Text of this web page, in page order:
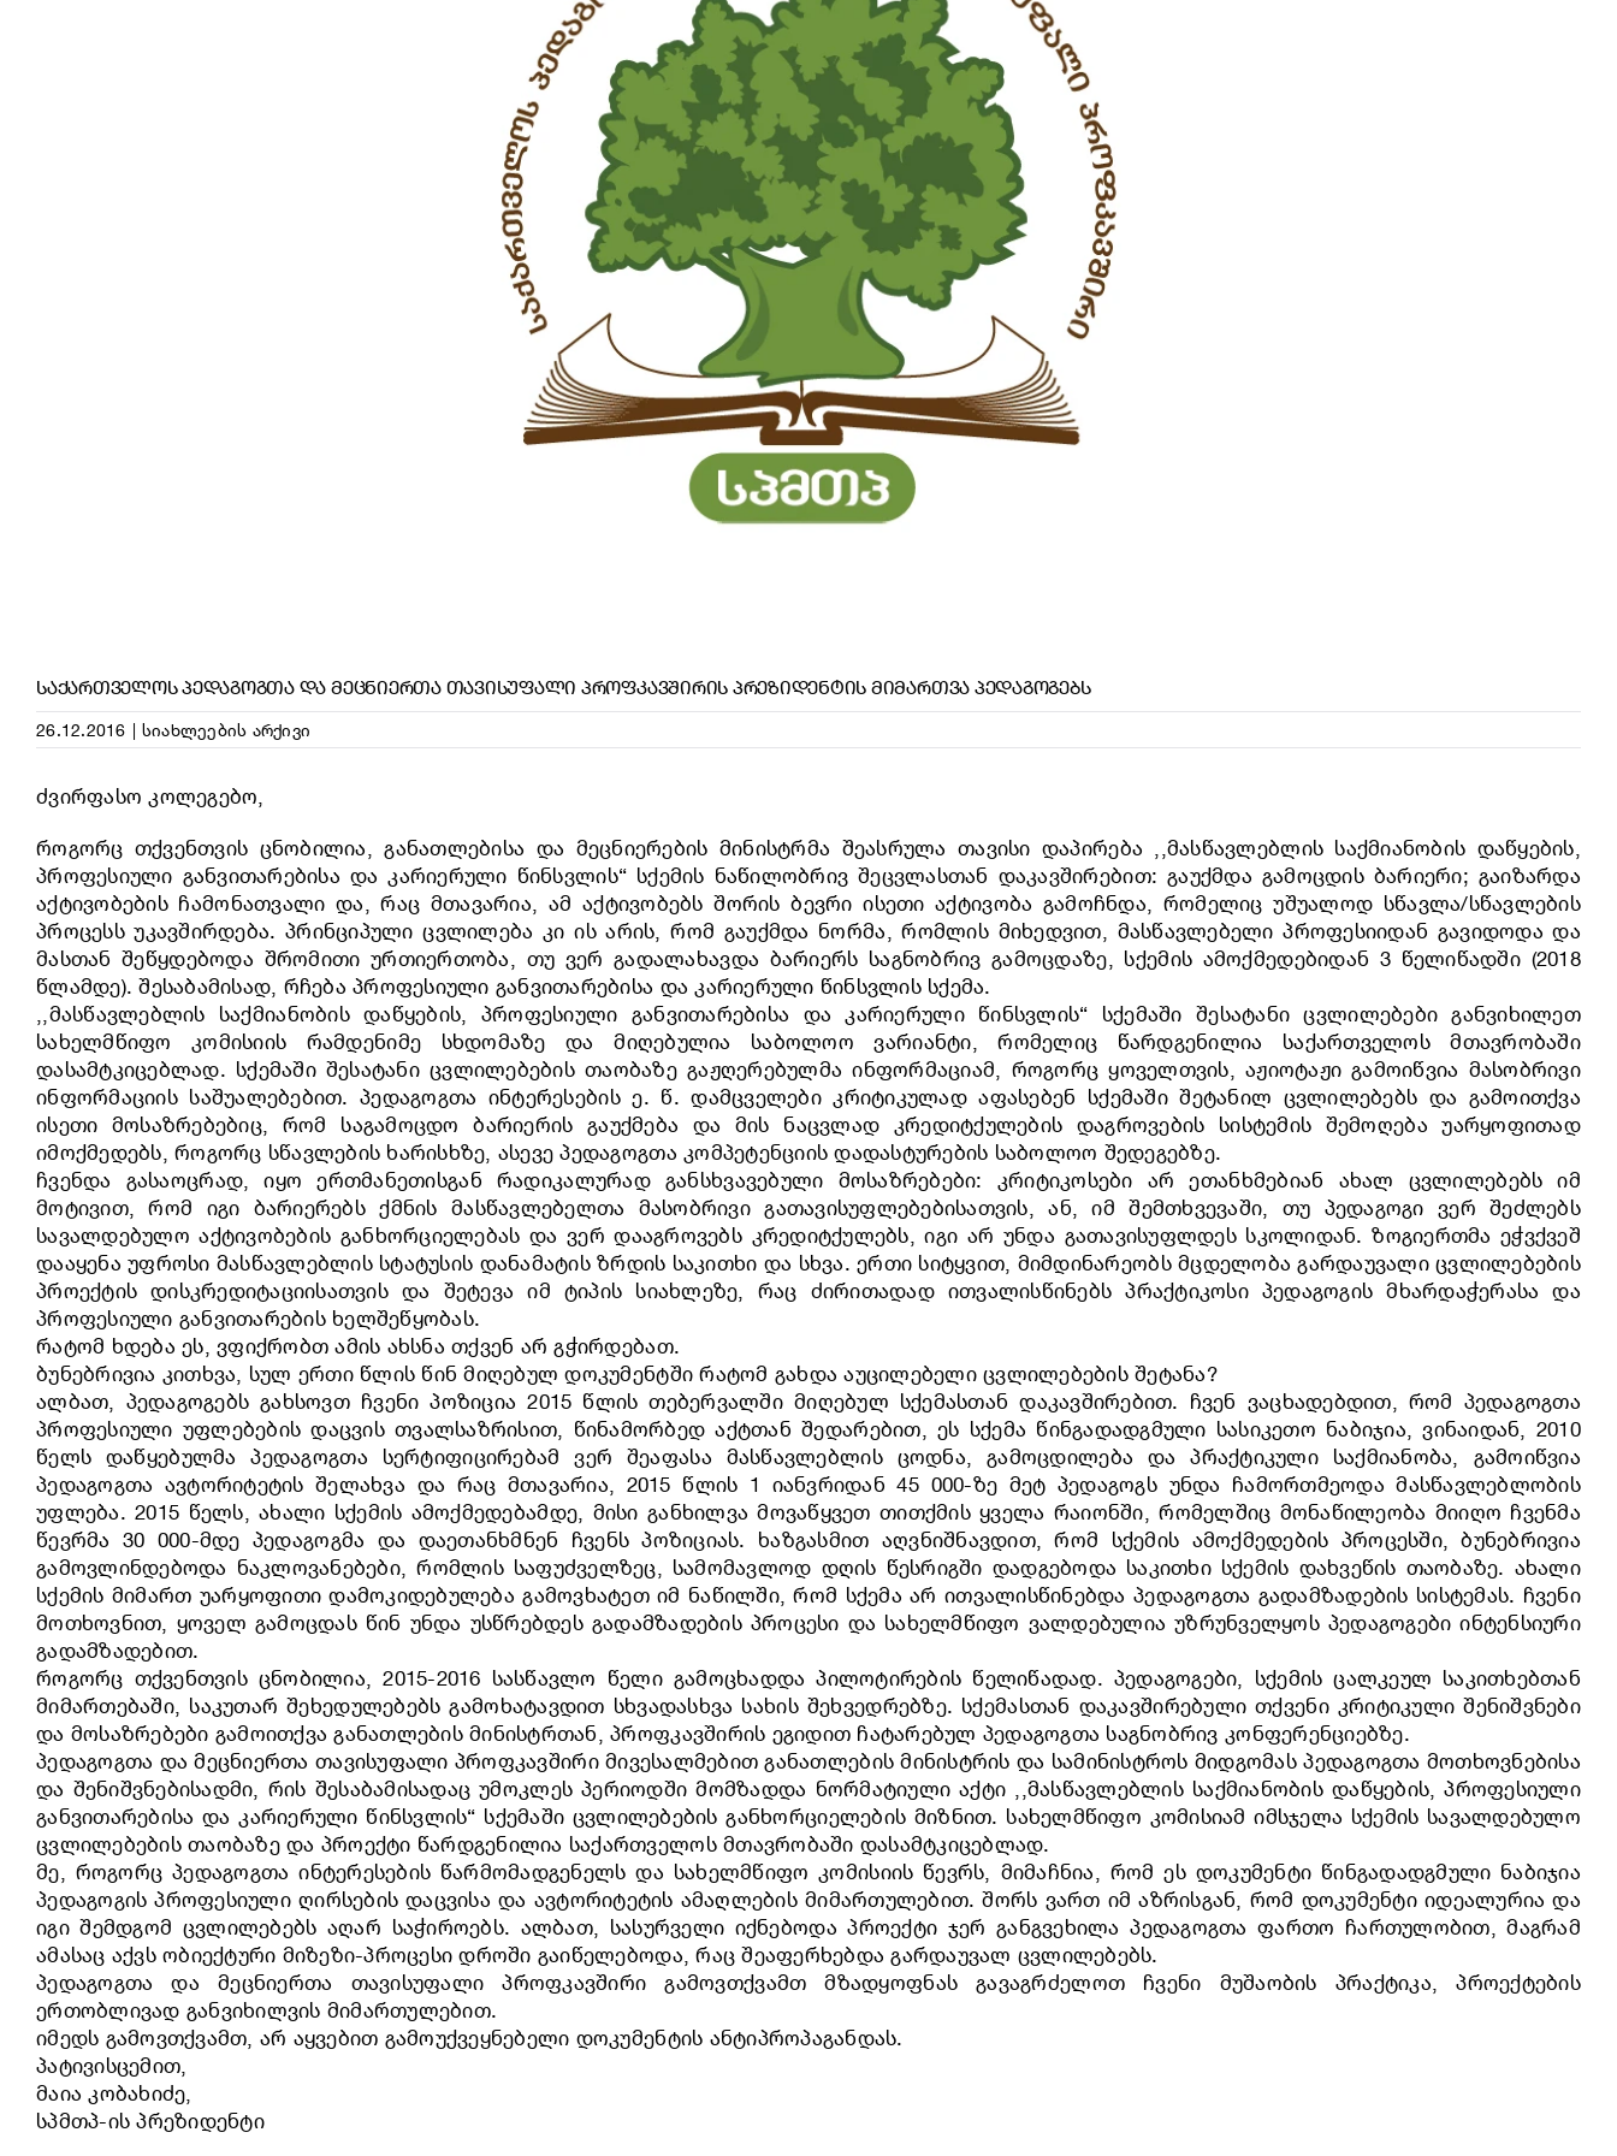
ᲡᲐᲥᲐᲠᲗᲕᲔᲚᲝᲡ ᲞᲔᲓᲐᲒᲝᲒᲗᲐ ᲓᲐ ᲛᲔᲪᲜᲘᲔᲠᲗᲐ ᲗᲐᲕᲘᲡᲣᲤᲐᲚᲘ ᲞᲠᲝᲤᲙᲐᲕᲨᲘᲠᲘᲡ ᲞᲠᲔᲖᲘᲓᲔᲜᲢᲘᲡ ᲛᲘᲛᲐᲠᲗᲕᲐ ᲞᲔᲓᲐᲒᲝᲒᲔᲑᲡ
26.12.2016 | სიახლეების არქივი
ძვირფასო კოლეგებო,
როგორც თქვენთვის ცნობილია, განათლებისა და მეცნიერების მინისტრმა შეასრულა თავისი დაპირება ,,მასწავლებლის საქმიანობის დაწყების,
პროფესიული განვითარებისა და კარიერული წინსვლის“ სქემის ნაწილობრივ შეცვლასთან დაკავშირებით: გაუქმდა გამოცდის ბარიერი; გაიზარდა
აქტივობების ჩამონათვალი და, რაც მთავარია, ამ აქტივობებს შორის ბევრი ისეთი აქტივობა გამოჩნდა, რომელიც უშუალოდ სწავლა/სწავლების
პროცესს უკავშირდება. პრინციპული ცვლილება კი ის არის, რომ გაუქმდა ნორმა, რომლის მიხედვით, მასწავლებელი პროფესიიდან გავიდოდა და
მასთან შეწყდებოდა შრომითი ურთიერთობა, თუ ვერ გადალახავდა ბარიერს საგნობრივ გამოცდაზე, სქემის ამოქმედებიდან 3 წელიწადში (2018
წლამდე). შესაბამისად, რჩება პროფესიული განვითარებისა და კარიერული წინსვლის სქემა.
,,მასწავლებლის საქმიანობის დაწყების, პროფესიული განვითარებისა და კარიერული წინსვლის“ სქემაში შესატანი ცვლილებები განვიხილეთ
სახელმწიფო კომისიის რამდენიმე სხდომაზე და მიღებულია საბოლოო ვარიანტი, რომელიც წარდგენილია საქართველოს მთავრობაში
დასამტკიცებლად. სქემაში შესატანი ცვლილებების თაობაზე გაჟღერებულმა ინფორმაციამ, როგორც ყოველთვის, აჟიოტაჟი გამოიწვია მასობრივი
ინფორმაციის საშუალებებით. პედაგოგთა ინტერესების ე. წ. დამცველები კრიტიკულად აფასებენ სქემაში შეტანილ ცვლილებებს და გამოითქვა
ისეთი მოსაზრებებიც, რომ საგამოცდო ბარიერის გაუქმება და მის ნაცვლად კრედიტქულების დაგროვების სისტემის შემოღება უარყოფითად
იმოქმედებს, როგორც სწავლების ხარისხზე, ასევე პედაგოგთა კომპეტენციის დადასტურების საბოლოო შედეგებზე.
ჩვენდა გასაოცრად, იყო ერთმანეთისგან რადიკალურად განსხვავებული მოსაზრებები: კრიტიკოსები არ ეთანხმებიან ახალ ცვლილებებს იმ
მოტივით, რომ იგი ბარიერებს ქმნის მასწავლებელთა მასობრივი გათავისუფლებებისათვის, ან, იმ შემთხვევაში, თუ პედაგოგი ვერ შეძლებს
სავალდებულო აქტივობების განხორციელებას და ვერ დააგროვებს კრედიტქულებს, იგი არ უნდა გათავისუფლდეს სკოლიდან. ზოგიერთმა ეჭვქვეშ
დააყენა უფროსი მასწავლებლის სტატუსის დანამატის ზრდის საკითხი და სხვა. ერთი სიტყვით, მიმდინარეობს მცდელობა გარდაუვალი ცვლილებების
პროექტის დისკრედიტაციისათვის და შეტევა იმ ტიპის სიახლეზე, რაც ძირითადად ითვალისწინებს პრაქტიკოსი პედაგოგის მხარდაჭერასა და
პროფესიული განვითარების ხელშეწყობას.
რატომ ხდება ეს, ვფიქრობთ ამის ახსნა თქვენ არ გჭირდებათ.
ბუნებრივია კითხვა, სულ ერთი წლის წინ მიღებულ დოკუმენტში რატომ გახდა აუცილებელი ცვლილებების შეტანა?
ალბათ, პედაგოგებს გახსოვთ ჩვენი პოზიცია 2015 წლის თებერვალში მიღებულ სქემასთან დაკავშირებით. ჩვენ ვაცხადებდით, რომ პედაგოგთა
პროფესიული უფლებების დაცვის თვალსაზრისით, წინამორბედ აქტთან შედარებით, ეს სქემა წინგადადგმული სასიკეთო ნაბიჯია, ვინაიდან, 2010
წელს დაწყებულმა პედაგოგთა სერტიფიცირებამ ვერ შეაფასა მასწავლებლის ცოდნა, გამოცდილება და პრაქტიკული საქმიანობა, გამოიწვია
პედაგოგთა ავტორიტეტის შელახვა და რაც მთავარია, 2015 წლის 1 იანვრიდან 45 000-ზე მეტ პედაგოგს უნდა ჩამორთმეოდა მასწავლებლობის
უფლება. 2015 წელს, ახალი სქემის ამოქმედებამდე, მისი განხილვა მოვაწყვეთ თითქმის ყველა რაიონში, რომელშიც მონაწილეობა მიიღო ჩვენმა
წევრმა 30 000-მდე პედაგოგმა და დაეთანხმნენ ჩვენს პოზიციას. ხაზგასმით აღვნიშნავდით, რომ სქემის ამოქმედების პროცესში, ბუნებრივია
გამოვლინდებოდა ნაკლოვანებები, რომლის საფუძველზეც, სამომავლოდ დღის წესრიგში დადგებოდა საკითხი სქემის დახვეწის თაობაზე. ახალი
სქემის მიმართ უარყოფითი დამოკიდებულება გამოვხატეთ იმ ნაწილში, რომ სქემა არ ითვალისწინებდა პედაგოგთა გადამზადების სისტემას. ჩვენი
მოთხოვნით, ყოველ გამოცდას წინ უნდა უსწრებდეს გადამზადების პროცესი და სახელმწიფო ვალდებულია უზრუნველყოს პედაგოგები ინტენსიური
გადამზადებით.
როგორც თქვენთვის ცნობილია, 2015-2016 სასწავლო წელი გამოცხადდა პილოტირების წელიწადად. პედაგოგები, სქემის ცალკეულ საკითხებთან
მიმართებაში, საკუთარ შეხედულებებს გამოხატავდით სხვადასხვა სახის შეხვედრებზე. სქემასთან დაკავშირებული თქვენი კრიტიკული შენიშვნები
და მოსაზრებები გამოითქვა განათლების მინისტრთან, პროფკავშირის ეგიდით ჩატარებულ პედაგოგთა საგნობრივ კონფერენციებზე.
პედაგოგთა და მეცნიერთა თავისუფალი პროფკავშირი მივესალმებით განათლების მინისტრის და სამინისტროს მიდგომას პედაგოგთა მოთხოვნებისა
და შენიშვნებისადმი, რის შესაბამისადაც უმოკლეს პერიოდში მომზადდა ნორმატიული აქტი ,,მასწავლებლის საქმიანობის დაწყების, პროფესიული
განვითარებისა და კარიერული წინსვლის“ სქემაში ცვლილებების განხორციელების მიზნით. სახელმწიფო კომისიამ იმსჯელა სქემის სავალდებულო
ცვლილებების თაობაზე და პროექტი წარდგენილია საქართველოს მთავრობაში დასამტკიცებლად.
მე, როგორც პედაგოგთა ინტერესების წარმომადგენელს და სახელმწიფო კომისიის წევრს, მიმაჩნია, რომ ეს დოკუმენტი წინგადადგმული ნაბიჯია
პედაგოგის პროფესიული ღირსების დაცვისა და ავტორიტეტის ამაღლების მიმართულებით. შორს ვართ იმ აზრისგან, რომ დოკუმენტი იდეალურია და
იგი შემდგომ ცვლილებებს აღარ საჭიროებს. ალბათ, სასურველი იქნებოდა პროექტი ჯერ განგვეხილა პედაგოგთა ფართო ჩართულობით, მაგრამ
ამასაც აქვს ობიექტური მიზეზი-პროცესი დროში გაიწელებოდა, რაც შეაფერხებდა გარდაუვალ ცვლილებებს.
პედაგოგთა და მეცნიერთა თავისუფალი პროფკავშირი გამოვთქვამთ მზადყოფნას გავაგრძელოთ ჩვენი მუშაობის პრაქტიკა, პროექტების
ერთობლივად განვიხილვის მიმართულებით.
იმედს გამოვთქვამთ, არ აყვებით გამოუქვეყნებელი დოკუმენტის ანტიპროპაგანდას.
პატივისცემით,
მაია კობახიძე,
სპმთპ-ის პრეზიდენტი